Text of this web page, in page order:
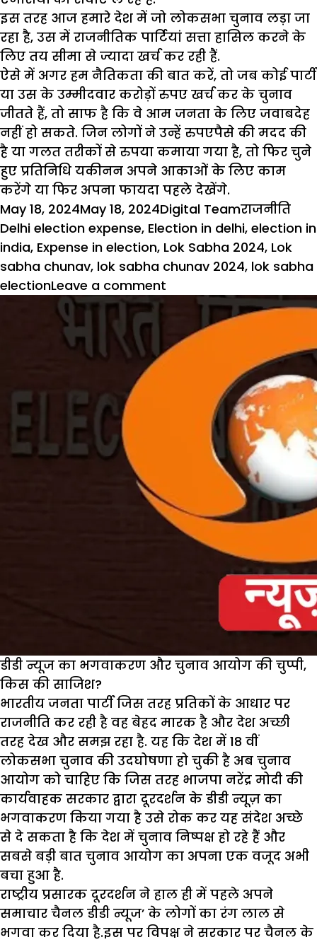
इस तरह आज हमारे देश में जो लोकसभा चुनाव लड़ा जा
रहा है, उस में राजनीतिक पार्टियां सत्ता हासिल करने के
लिए तय सीमा से ज्यादा खर्च कर रही हैं.
ऐसे में अगर हम नैतिकता की बात करें, तो जब कोई पार्टी
या उस के उम्मीदवार करोड़ों रुपए खर्च कर के चुनाव
जीतते हैं, तो साफ है कि वे आम जनता के लिए जवाबदेह
नहीं हो सकते. जिन लोगों ने उन्हें रुपएपैसे की मदद की
है या गलत तरीकों से रुपया कमाया गया है, तो फिर चुने
हुए प्रतिनिधि यकीनन अपने आकाओं के लिए काम
करेंगे या फिर अपना फायदा पहले देखेंगे.
Posted
on
May 18, 2024May 18, 2024Author
Digital TeamCategories
राजनीति
Delhi election expense, Election in delhi, election in
india, Expense in election, Lok Sabha 2024, Lok
sabha chunav, lok sabha chunav 2024, lok sabha
electionLeave a comment
Loksabha
Election
2024:
बेहिसाब
डीडी न्यूज का भगवाकरण और चुनाव आयोग की चुप्पी,
किस की साजिश?
भारतीय जनता पार्टी जिस तरह प्रतिकों के आधार पर
राजनीति कर रही है वह बेहद मारक है और देश अच्छी
तरह देख और समझ रहा है. यह कि देश में 18 वीं
लोकसभा चुनाव की उदघोषणा हो चुकी है अब चुनाव
आयोग को चाहिए कि जिस तरह भाजपा नरेंद्र मोदी की
कार्यवाहक सरकार द्वारा दूरदर्शन के डीडी न्यूज़ का
भगवाकरण किया गया है उसे रोक कर यह संदेश अच्छे
से दे सकता है कि देश में चुनाव निष्पक्ष हो रहे हैं और
सबसे बड़ी बात चुनाव आयोग का अपना एक वजूद अभी
बचा हुआ है.
राष्ट्रीय प्रसारक दूरदर्शन ने हाल ही में पहले अपने
समाचार चैनल डीडी न्यूज’ के लोगों का रंग लाल से
भगवा कर दिया है.इस पर विपक्ष ने सरकार पर चैनल के